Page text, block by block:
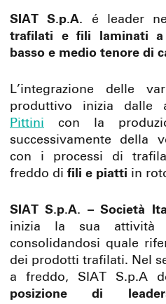
SIAT S.p.A. é leader
trafilati e fili laminati a
basso e medio tenore di
L’integrazione delle
produttivo inizia dalle
Pittini con la
successivamente della
con i processi di
freddo di fili e piatti in
SIAT S.p.A. – Società
inizia la sua attività
consolidandosi quale
dei prodotti trafilati. Nel
a freddo, SIAT S.p.A
posizione di